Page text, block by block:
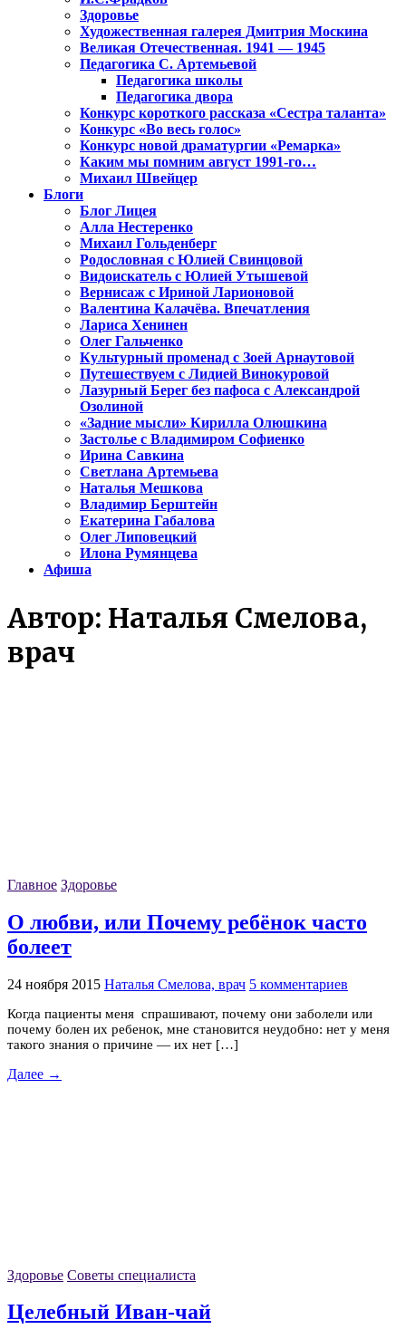
Здоровье
Художественная галерея Дмитрия Москина
Великая Отечественная. 1941 — 1945
Педагогика С. Артемьевой
Педагогика школы
Педагогика двора
Конкурс короткого рассказа «Сестра таланта»
Конкурс «Во весь голос»
Конкурс новой драматургии «Ремарка»
Каким мы помним август 1991-го…
Михаил Швейцер
Блоги
Блог Лицея
Алла Нестеренко
Михаил Гольденберг
Родословная с Юлией Свинцовой
Видоискатель с Юлией Утышевой
Вернисаж с Ириной Ларионовой
Валентина Калачёва. Впечатления
Лариса Хенинен
Олег Гальченко
Культурный променад с Зоей Арнаутовой
Путешествуем с Лидией Винокуровой
Лазурный Берег без пафоса с Александрой
Озолиной
«Задние мысли» Кирилла Олюшкина
Застолье с Владимиром Софиенко
Ирина Савкина
Светлана Артемьева
Наталья Мешкова
Владимир Берштейн
Екатерина Габалова
Олег Липовецкий
Илона Румянцева
Афиша
Автор: Наталья Смелова,
врач
Главное Здоровье
О любви, или Почему ребёнок часто
болеет
24 ноября 2015 Наталья Смелова, врач 5 комментариев
Когда пациенты меня спрашивают, почему они заболели или
почему болен их ребенок, мне становится неудобно: нет у меня
такого знания о причине — их нет […]
Далее →
Здоровье Советы специалиста
Целебный Иван-чай